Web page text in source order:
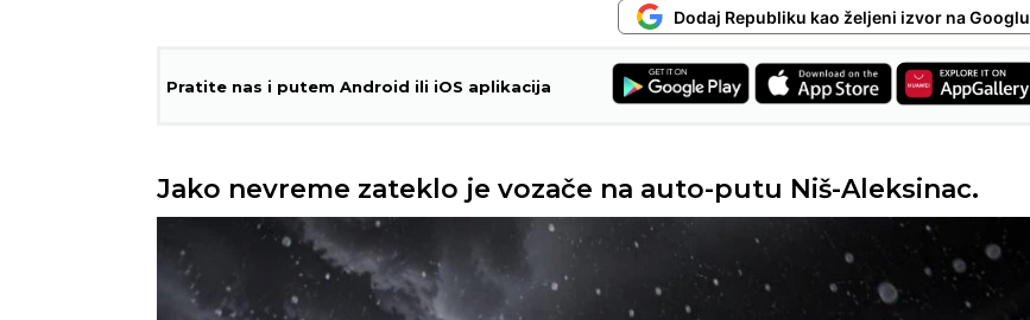
Dodaj Republiku kao željeni izvor na Googlu
Pratite nas i putem Android ili iOS aplikacija
Jako nevreme zateklo je vozače na auto-putu Niš-Aleksinac.